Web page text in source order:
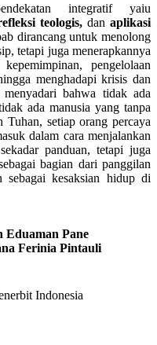
integratif yaiu
teologis, dan aplikasi
dirancang untuk menolong
tetapi juga menerapkannya
pengelolaan
menghadapi krisis dan
bahwa tidak ada
ada manusia yang tanpa
Tuhan, setiap orang percaya
dalam cara menjalankan
panduan, tetapi juga
bagian dari panggilan
sebagai kesaksian hidup di
Eduaman Pane
Ferinia Pintauli
Indonesia